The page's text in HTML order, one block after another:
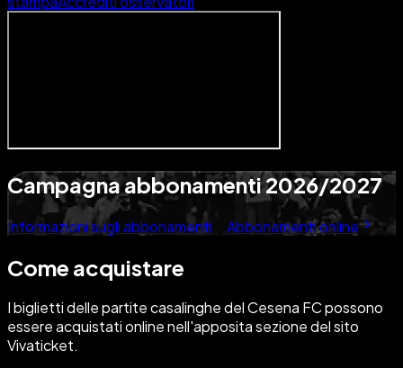
Campagna abbonamenti 2026/2027
Informazioni sugli abbonamenti Abbonamenti online
Come acquistare
I biglietti delle partite casalinghe del Cesena FC possono
essere acquistati online nell'apposita sezione del sito
Vivaticket.